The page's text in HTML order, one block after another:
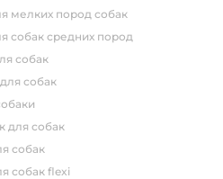
мелких пород собак
собак средних пород
собак
собак
для собак
собак
собак flexi